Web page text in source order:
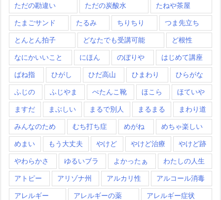
ただの勘違い ただの炭酸水 たねや茶屋
たまごサンド たるみ ちりちり つま先立ち
とんとん拍子 どなたでも受講可能 ど根性
なにかいいこと にほん のぼりや はじめて講座
ばね指 ひがし ひだ高山 ひまわり ひらがな
ふじの ふじやま ぺたんこ靴 ほこら ほていや
ますだ まぶしい まるで別人 まるまる まわり道
みんなのため むち打ち症 めがね めちゃ楽しい
めまい もう大丈夫 やけど やけど治療 やけど跡
やわらかさ ゆるいブラ よかったぁ わたしの人生
アトピー アリゾナ州 アルカリ性 アルコール消毒
アレルギー アレルギーの薬 アレルギー症状